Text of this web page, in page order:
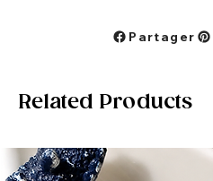
Partager
Related Products